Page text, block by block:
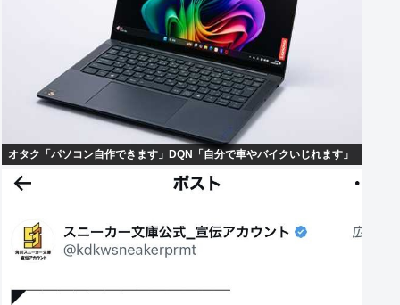
オタク「パソコン自作できます」DQN「自分で車やバイクいじれます」